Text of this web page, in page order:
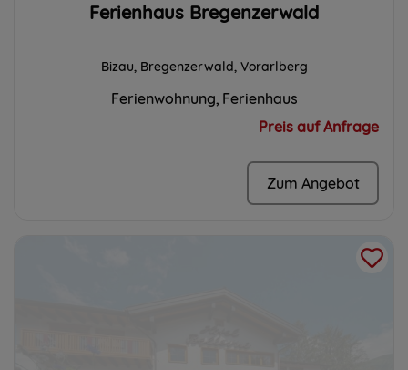
Ferienhaus Bregenzerwald
Bizau, Bregenzerwald, Vorarlberg
Ferienwohnung Ferienhaus
Preis auf Anfrage
Zum Angebot